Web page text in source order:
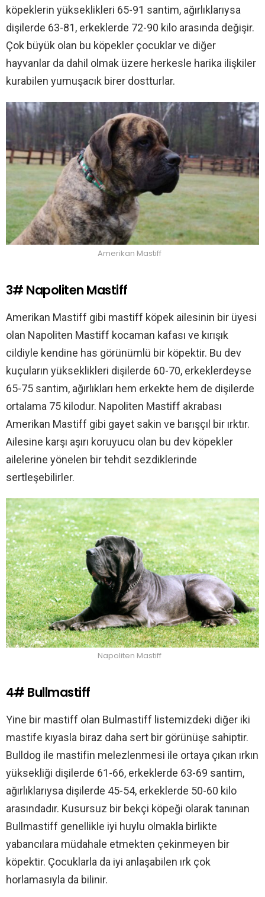
köpeklerin yükseklikleri 65-91 santim, ağırlıklarıysa
dişilerde 63-81, erkeklerde 72-90 kilo arasında değişir.
Çok büyük olan bu köpekler çocuklar ve diğer
hayvanlar da dahil olmak üzere herkesle harika ilişkiler
kurabilen yumuşacık birer dostturlar.
Amerikan Mastiff
3# Napoliten Mastiff
Amerikan Mastiff gibi mastiff köpek ailesinin bir üyesi
olan Napoliten Mastiff kocaman kafası ve kırışık
cildiyle kendine has görünümlü bir köpektir. Bu dev
kuçuların yükseklikleri dişilerde 60-70, erkeklerdeyse
65-75 santim, ağırlıkları hem erkekte hem de dişilerde
ortalama 75 kilodur. Napoliten Mastiff akrabası
Amerikan Mastiff gibi gayet sakin ve barışçıl bir ırktır.
Ailesine karşı aşırı koruyucu olan bu dev köpekler
ailelerine yönelen bir tehdit sezdiklerinde
sertleşebilirler.
Napoliten Mastiff
4# Bullmastiff
Yine bir mastiff olan Bulmastiff listemizdeki diğer iki
mastife kıyasla biraz daha sert bir görünüşe sahiptir.
Bulldog ile mastifin melezlenmesi ile ortaya çıkan ırkın
yüksekliği dişilerde 61-66, erkeklerde 63-69 santim,
ağırlıklarıysa dişilerde 45-54, erkeklerde 50-60 kilo
arasındadır. Kusursuz bir bekçi köpeği olarak tanınan
Bullmastiff genellikle iyi huylu olmakla birlikte
yabancılara müdahale etmekten çekinmeyen bir
köpektir. Çocuklarla da iyi anlaşabilen ırk çok
horlamasıyla da bilinir.